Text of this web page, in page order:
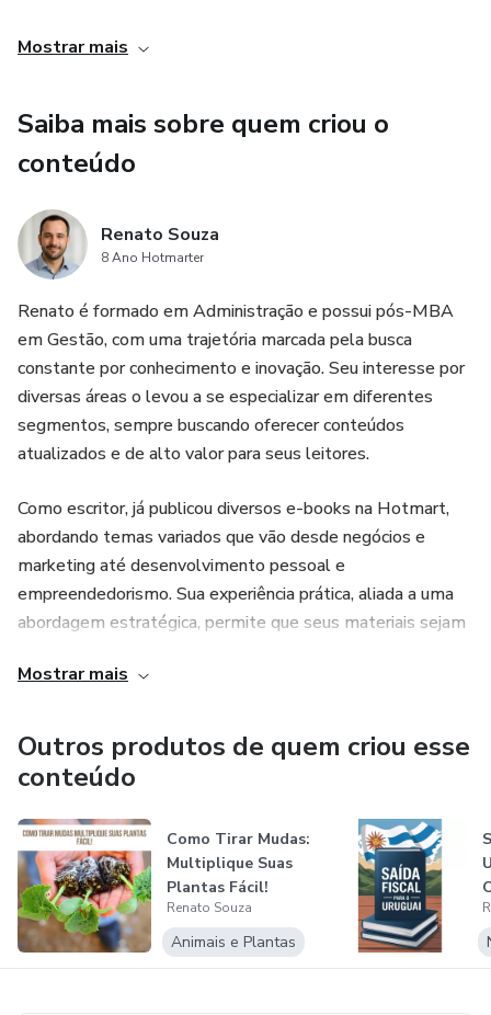
✔️ Receitas caseiras seguras – Alternativas saudáveis para
✔️ Conteúdo validado por especialistas – Informações
confiáveis para um cuidado
Mostrar mais
Saiba mais sobre quem criou o
conteúdo
Renato Souza
8 Ano Hotmarter
Renato é formado em Administração e possui pós-MBA
em Gestão, com uma trajetória marcada pela busca
constante por conhecimento e inovação. Seu interesse por
diversas áreas o levou a se especializar em diferentes
segmentos, sempre buscando oferecer conteúdos
atualizados e de alto valor para seus leitores.
Como escritor, já publicou diversos e-books na Hotmart,
abordando temas variados que vão desde negócios e
marketing até desenvolvimento pessoal e
empreendedorismo. Sua experiência prática, aliada a uma
abordagem estratégica, permite que seus materiais sejam
conhecimento de qualidade.
Além da escrita, Renato está sempre se atualizando,
explorando novas tendências e metodologias para
transformar informações complexas em conteúdos
acessíveis e de fácil compreensão. Seu objetivo é ajudar
outras pessoas a evoluírem e alcançarem melhores
resultados por meio do conhecimento.
Mostrar mais
Outros produtos de quem criou esse
conteúdo
Como Tirar Mudas:
Multiplique Suas
Plantas Fácil!
Renato Souza
Animais e Plantas